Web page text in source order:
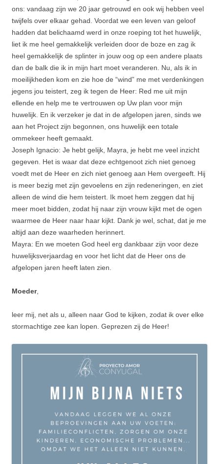
ons: vandaag zijn we 20 jaar getrouwd en ook wij hebben veel
twijfels over elkaar gehad. Voordat we een leven van geloof
hadden dat belichaamd werd in onze roeping tot het huwelijk,
liet ik me heel gemakkelijk verleiden door de boze en zag ik
heel gemakkelijk de splinter in jouw oog op een andere plaats
dan de balk die ik in mijn hart moet veranderen. Nu, als ik in
moeilijkheden kom en zie hoe de “wind” me met verdenkingen
jegens jou teistert, zeg ik tegen de Heer: Red me uit mijn
ellende en help me te vertrouwen op Uw plan voor mijn
huwelijk. En ik verzeker je dat in de afgelopen jaren, sinds we
aan het Project zijn begonnen, ons huwelijk een totale
ommekeer heeft gemaakt.
Joseph Ignacio: Je hebt gelijk, Mayra, je hebt me veel inzicht
gegeven. Het is waar dat deze echtgenoot zich niet genoeg
voedt met de Heer en zich niet genoeg aan Hem overgeeft. Hij
is meer bezig met zijn gevoelens en zijn redeneringen, en ziet
alleen de wind die hem teistert. Ik moet hem zeggen dat hij
meer moet bidden, zodat hij naar zijn vrouw kijkt met de ogen
waarmee de Heer naar haar kijkt. Dank je wel, schat, dat je me
altijd aan deze waarheden herinnert.
Mayra: En we moeten God heel erg dankbaar zijn voor deze
huwelijksverjaardag en voor het licht dat de Heer ons de
afgelopen jaren heeft laten zien.
Moeder,
leer mij, net als u, alleen naar God te kijken, zodat ik over elke
stormachtige zee kan lopen. Geprezen zij de Heer!